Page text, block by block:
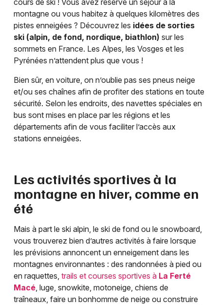
cours de ski ! Vous avez réservé un séjour à la
montagne ou vous habitez à quelques kilomètres des
pistes enneigées ? Découvrez les idées de sorties
ski (alpin, de fond, nordique, biathlon) sur les
sommets en France. Les Alpes, les Vosges et les
Pyrénées n’attendent plus que vous !
Bien sûr, en voiture, on n’oublie pas ses pneus neige
et/ou ses chaînes afin de profiter des stations en toute
sécurité. Selon les endroits, des navettes spéciales en
bus sont mises en place par les régions et les
départements afin de vous faciliter l’accès aux
stations enneigées.
Les activités sportives à la
montagne en hiver, comme en
été
Mais à part le ski alpin, le ski de fond ou le snowboard,
vous trouverez bien d’autres activités à faire lorsque
les prévisions annoncent un enneigement dans les
montagnes environnantes : des randonnées à pied ou
en raquettes, trails et courses sportives à La Ferté
Macé, luge, snowkite, motoneige, chiens de
traîneaux, faire un bonhomme de neige ou construire